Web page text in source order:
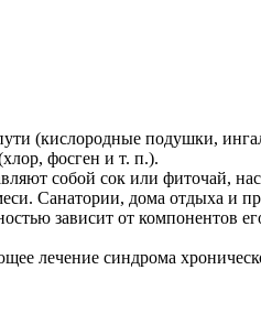
(кислородные подушки,
фосген и т. п.).
собой сок или фиточай,
Санатории, дома отдыха и
зависит от компонентов
лечение синдрома